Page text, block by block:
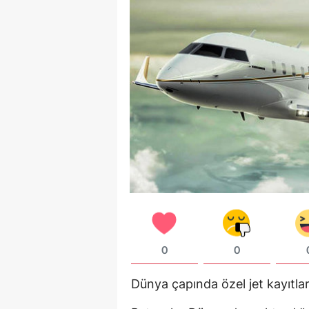
0 0
Dünya çapında özel jet